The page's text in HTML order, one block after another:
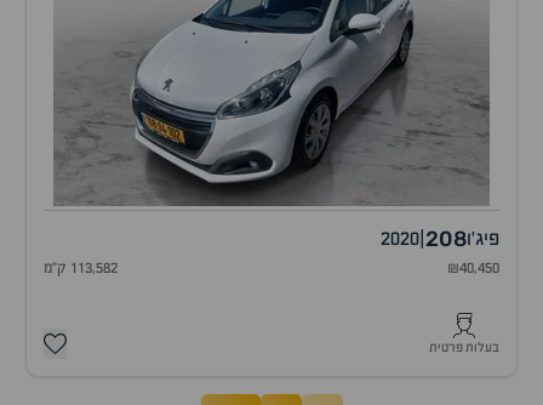
פיג'ו208
2020
₪40,450 113,582 ק"מ
בעלות פרטית